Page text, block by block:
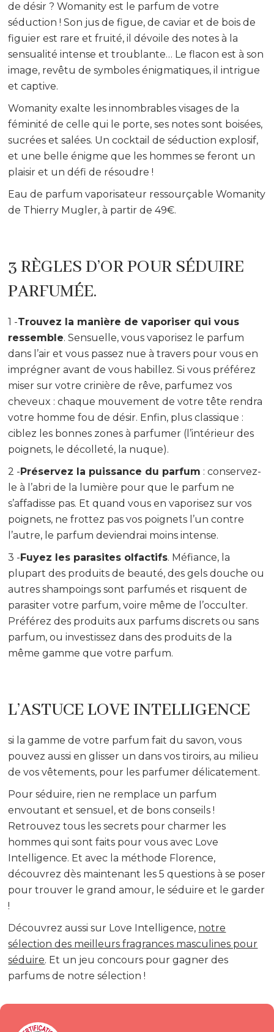
de désir ? Womanity est le parfum de votre
séduction ! Son jus de figue, de caviar et de bois de
figuier est rare et fruité, il dévoile des notes à la
sensualité intense et troublante… Le flacon est à son
image, revêtu de symboles énigmatiques, il intrigue
et captive.
Womanity exalte les innombrables visages de la
féminité de celle qui le porte, ses notes sont boisées,
sucrées et salées. Un cocktail de séduction explosif,
et une belle énigme que les hommes se feront un
plaisir et un défi de résoudre !
Eau de parfum vaporisateur ressourçable Womanity
de Thierry Mugler, à partir de 49€.
3 RÈGLES D’OR POUR SÉDUIRE
PARFUMÉE.
1 -Trouvez la manière de vaporiser qui vous
ressemble. Sensuelle, vous vaporisez le parfum
dans l’air et vous passez nue à travers pour vous en
imprégner avant de vous habillez. Si vous préférez
miser sur votre crinière de rêve, parfumez vos
cheveux : chaque mouvement de votre tête rendra
votre homme fou de désir. Enfin, plus classique :
ciblez les bonnes zones à parfumer (l’intérieur des
poignets, le décolleté, la nuque).
2 -Préservez la puissance du parfum : conservez-
le à l’abri de la lumière pour que le parfum ne
s’affadisse pas. Et quand vous en vaporisez sur vos
poignets, ne frottez pas vos poignets l’un contre
l’autre, le parfum deviendrai moins intense.
3 -Fuyez les parasites olfactifs. Méfiance, la
plupart des produits de beauté, des gels douche ou
autres shampoings sont parfumés et risquent de
parasiter votre parfum, voire même de l’occulter.
Préférez des produits aux parfums discrets ou sans
parfum, ou investissez dans des produits de la
même gamme que votre parfum.
L’ASTUCE LOVE INTELLIGENCE
si la gamme de votre parfum fait du savon, vous
pouvez aussi en glisser un dans vos tiroirs, au milieu
de vos vêtements, pour les parfumer délicatement.
Pour séduire, rien ne remplace un parfum
envoutant et sensuel, et de bons conseils !
Retrouvez tous les secrets pour charmer les
hommes qui sont faits pour vous avec Love
Intelligence. Et avec la méthode Florence,
découvrez dès maintenant les 5 questions à se poser
pour trouver le grand amour, le séduire et le garder
!
Découvrez aussi sur Love Intelligence, notre
sélection des meilleurs fragrances masculines pour
séduire. Et un jeu concours pour gagner des
parfums de notre sélection !